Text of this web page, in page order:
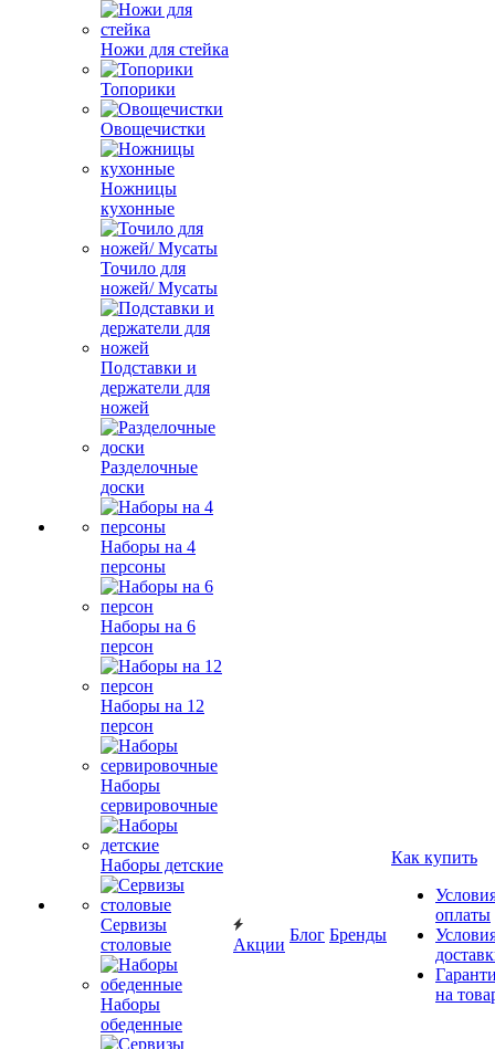
Ножи для стейка
Топорики
Овощечистки
Ножницы
кухонные
Точило для
ножей/ Мусаты
Подставки и
держатели для
ножей
Разделочные
доски
Наборы на 4
персоны
Наборы на 6
персон
Наборы на 12
персон
Наборы
сервировочные
Наборы детские
Сервизы
столовые
Наборы
обеденные
Акции
Блог Бренды
Как купить
оплаты
на